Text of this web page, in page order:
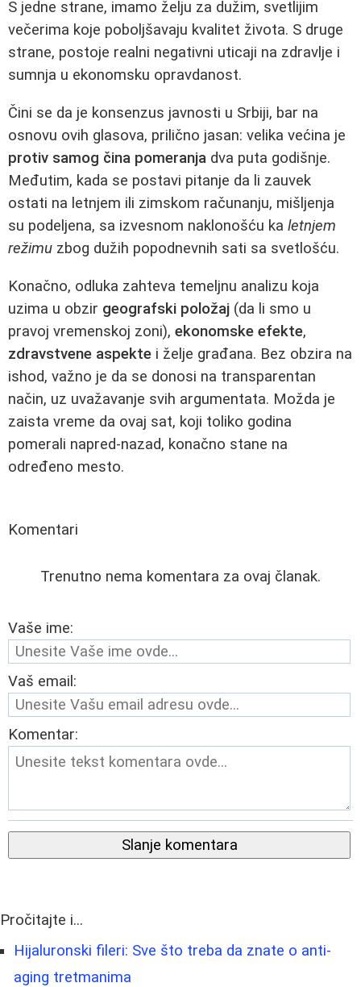
S jedne strane, imamo želju za dužim, svetlijim
večerima koje poboljšavaju kvalitet života. S druge
strane, postoje realni negativni uticaji na zdravlje i
sumnja u ekonomsku opravdanost.
Čini se da je konsenzus javnosti u Srbiji, bar na
osnovu ovih glasova, prilično jasan: velika većina je
protiv samog čina pomeranja dva puta godišnje.
Međutim, kada se postavi pitanje da li zauvek
ostati na letnjem ili zimskom računanju, mišljenja
su podeljena, sa izvesnom naklonošću ka letnjem
režimu zbog dužih popodnevnih sati sa svetlošću.
Konačno, odluka zahteva temeljnu analizu koja
uzima u obzir geografski položaj (da li smo u
pravoj vremenskoj zoni), ekonomske efekte,
zdravstvene aspekte i želje građana. Bez obzira na
ishod, važno je da se donosi na transparentan
način, uz uvažavanje svih argumentata. Možda je
zaista vreme da ovaj sat, koji toliko godina
pomerali napred-nazad, konačno stane na
određeno mesto.
Komentari
Trenutno nema komentara za ovaj članak.
Vaše ime:
Vaš email:
Komentar:
Slanje komentara
Pročitajte i...
Hijaluronski fileri: Sve što treba da znate o anti-
aging tretmanima